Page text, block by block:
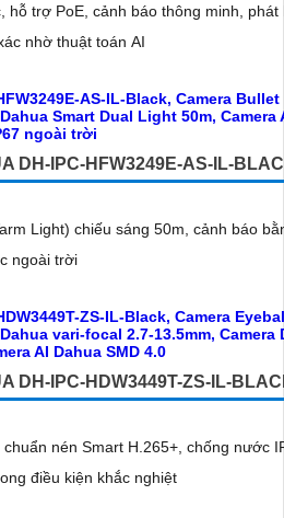
hỗ trợ PoE, cảnh báo thông minh, phát
nhờ thuật toán AI
DH-IPC-HFW3249E-AS-IL-
Light) chiếu sáng 50m, cảnh báo
ngoài trời
DH-IPC-HDW3449T-ZS-IL-
nén Smart H.265+, chống nước
điều kiện khắc nghiệt